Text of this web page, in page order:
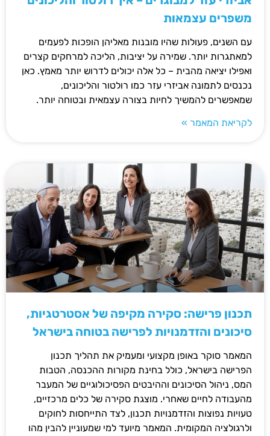
משפרים עצמאות
עם השנים, פעולות שהיו מובנות מאליהן הופכות לפעמים
למאתגרות יותר. שמירה על יציבות, הליכה למרחקים קצרים
ואפילו יציאה מהבית – כל אלה יכולים לדרוש יותר מאמץ. כאן
נכנסים לתמונה אביזרי עזר כמו רולטור והליכונים,
שמאפשרים להמשיך לחיות בצורה עצמאית ובטוחה יותר.
לקריאת המאמר »
תכנון פרישה: סקירה מקיפה של אסטרטגיות,
סיכונים והזדמנויות לפרישה בטוחה בישראל
המאמר סוקר באופן מקצועי ומעמיק את תהליך תכנון
הפרישה בישראל, כולל בחינת מקורות ההכנסה, הטבות
המס, ניהול הסיכונים וההיבטים הפסיכולוגיים של המעבר
מהעבודה לחיים שאחרי. מוצגת סקירה של כלים מרכזיים,
טעויות נפוצות והזדמנויות תכנון, לצד התייחסות לחוקים
ולרגולציה המקומית. המאמר מיועד למי שמעוניין להבין מהו